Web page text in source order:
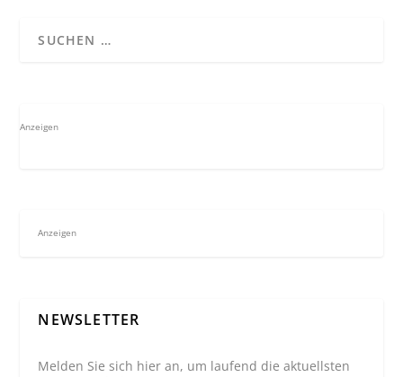
Anzeigen
Anzeigen
NEWSLETTER
Melden Sie sich hier an, um laufend die aktuellsten